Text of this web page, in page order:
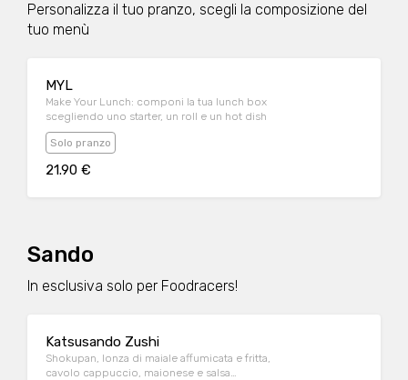
Personalizza il tuo pranzo, scegli la composizione del
tuo menù
MYL
Make Your Lunch: componi la tua lunch box
scegliendo uno starter, un roll e un hot dish
Solo pranzo
21.90 €
Sando
In esclusiva solo per Foodracers!
Katsusando Zushi
Shokupan, lonza di maiale affumicata e fritta,
cavolo cappuccio, maionese e salsa